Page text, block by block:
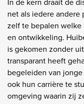
net als iedere
zelf te bepalen
en ontwikkeling.
is gekomen zonder
transparant heeft
begeleiden van
ook hun carrière te
omgeving waarin zij